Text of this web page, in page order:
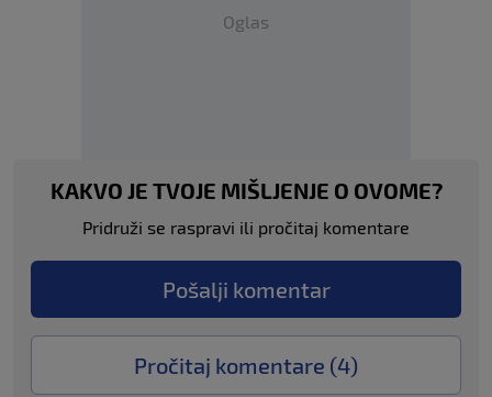
Oglas
KAKVO JE TVOJE MIŠLJENJE O OVOME?
Pridruži se raspravi ili pročitaj komentare
Pošalji komentar
Pročitaj komentare (4)